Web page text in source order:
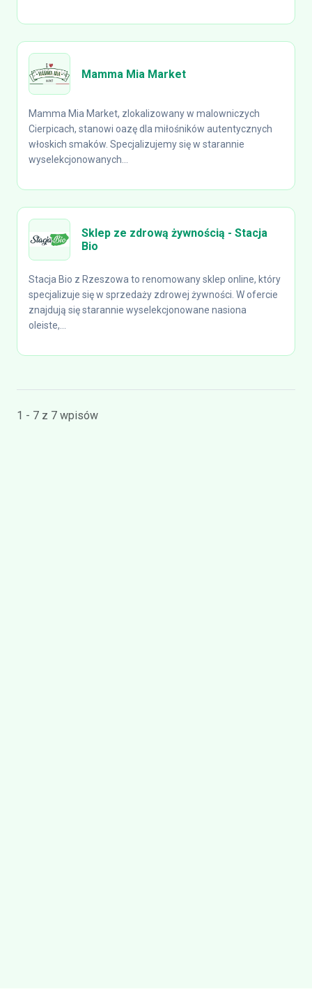
Mamma Mia Market
Mamma Mia Market, zlokalizowany w malowniczych
Cierpicach, stanowi oazę dla miłośników autentycznych
włoskich smaków. Specjalizujemy się w starannie
wyselekcjonowanych...
Sklep ze zdrową żywnością - Stacja
Bio
Stacja Bio z Rzeszowa to renomowany sklep online, który
specjalizuje się w sprzedaży zdrowej żywności. W ofercie
znajdują się starannie wyselekcjonowane nasiona
oleiste,...
1 - 7 z 7 wpisów